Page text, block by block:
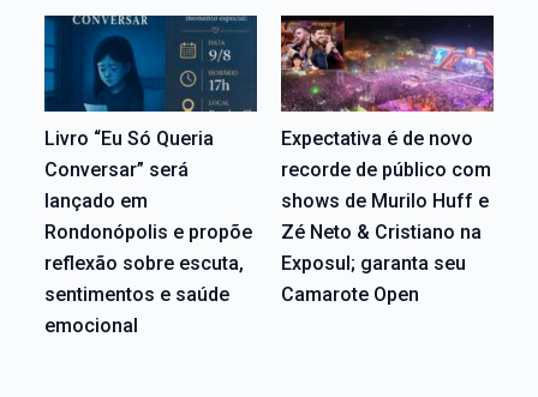
Livro “Eu Só Queria
Conversar” será
lançado em
Rondonópolis e propõe
reflexão sobre escuta,
sentimentos e saúde
emocional
Expectativa é de novo
recorde de público com
shows de Murilo Huff e
Zé Neto & Cristiano na
Exposul; garanta seu
Camarote Open